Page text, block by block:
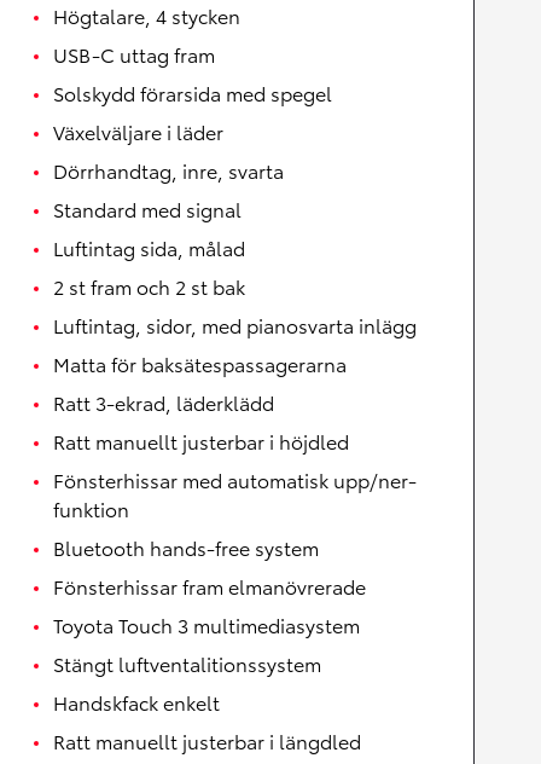
Högtalare, 4 stycken
USB-C uttag fram
Solskydd förarsida med spegel
Växelväljare i läder
Dörrhandtag, inre, svarta
Standard med signal
Luftintag sida, målad
2 st fram och 2 st bak
Luftintag, sidor, med pianosvarta inlägg
Matta för baksätespassagerarna
Ratt 3-ekrad, läderklädd
Ratt manuellt justerbar i höjdled
Fönsterhissar med automatisk upp/ner-
funktion
Bluetooth hands-free system
Fönsterhissar fram elmanövrerade
Toyota Touch 3 multimediasystem
Stängt luftventalitionssystem
Handskfack enkelt
Ratt manuellt justerbar i längdled